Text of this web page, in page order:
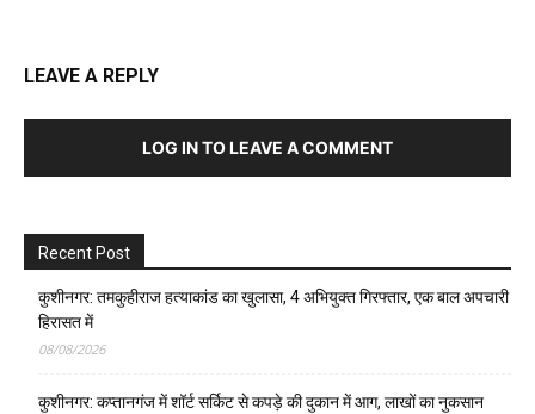
LEAVE A REPLY
LOG IN TO LEAVE A COMMENT
Recent Post
कुशीनगर: तमकुहीराज हत्याकांड का खुलासा, 4 अभियुक्त गिरफ्तार, एक बाल अपचारी
हिरासत में
08/08/2026
कुशीनगर: कप्तानगंज में शॉर्ट सर्किट से कपड़े की दुकान में आग, लाखों का नुकसान